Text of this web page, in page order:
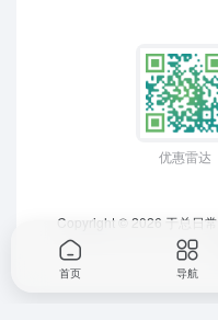
优惠雷达
Copyright © 2026 于总日常
首页 导航